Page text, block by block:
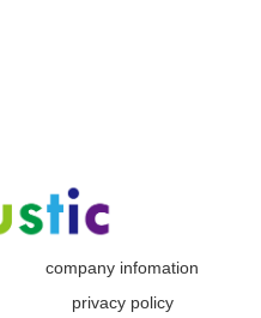
company infomation
privacy policy